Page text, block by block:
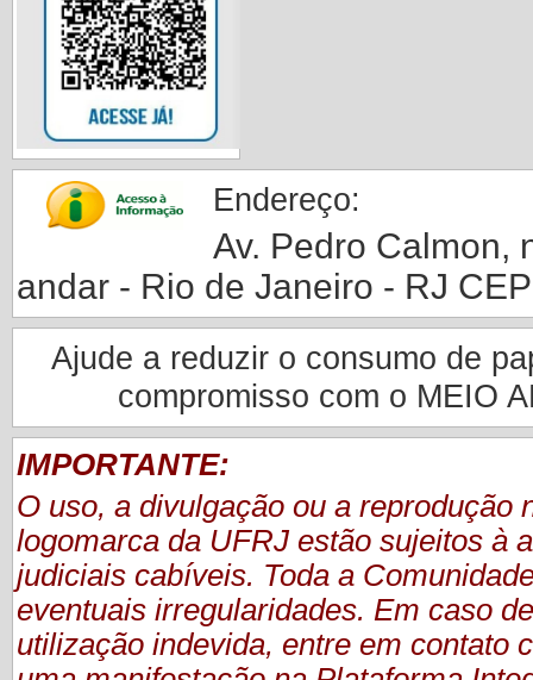
Endereço:
Av. Pedro Calmon,
andar - Rio de Janeiro - RJ
Ajude a reduzir o consumo de
compromisso com o MEIO
IMPORTANTE:
O uso, a divulgação ou a reprodução
logomarca da UFRJ estão sujeitos à
judiciais cabíveis. Toda a
eventuais irregularidades. Em caso
utilização indevida, entre em contato